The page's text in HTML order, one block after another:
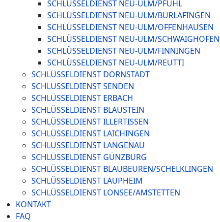
SCHLÜSSELDIENST NEU-ULM/PFUHL
SCHLÜSSELDIENST NEU-ULM/BURLAFINGEN
SCHLÜSSELDIENST NEU-ULM/OFFENHAUSEN
SCHLÜSSELDIENST NEU-ULM/SCHWAIGHOFEN
SCHLÜSSELDIENST NEU-ULM/FINNINGEN
SCHLÜSSELDIENST NEU-ULM/REUTTI
SCHLÜSSELDIENST DORNSTADT
SCHLÜSSELDIENST SENDEN
SCHLÜSSELDIENST ERBACH
SCHLÜSSELDIENST BLAUSTEIN
SCHLÜSSELDIENST ILLERTISSEN
SCHLÜSSELDIENST LAICHINGEN
SCHLÜSSELDIENST LANGENAU
SCHLÜSSELDIENST GÜNZBURG
SCHLÜSSELDIENST BLAUBEUREN/SCHELKLINGEN
SCHLÜSSELDIENST LAUPHEIM
SCHLÜSSELDIENST LONSEE/AMSTETTEN
KONTAKT
FAQ